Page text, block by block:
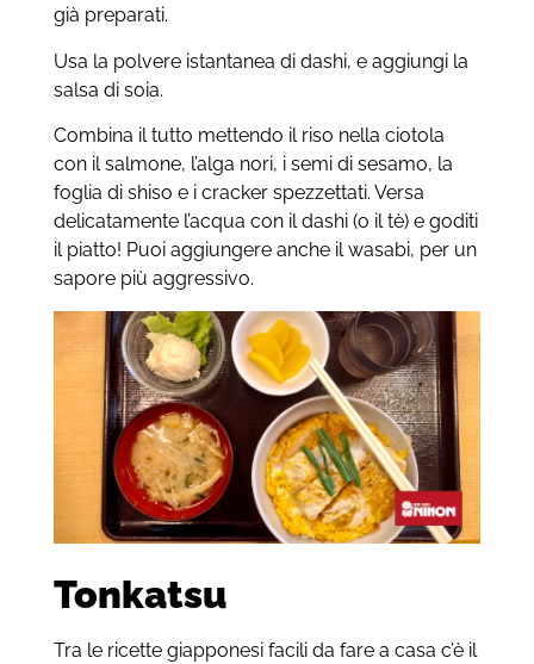
già preparati.
Usa la polvere istantanea di dashi, e aggiungi la
salsa di soia.
Combina il tutto mettendo il riso nella ciotola
con il salmone, l’alga nori, i semi di sesamo, la
foglia di shiso e i cracker spezzettati. Versa
delicatamente l’acqua con il dashi (o il tè) e goditi
il piatto! Puoi aggiungere anche il wasabi, per un
sapore più aggressivo.
Tonkatsu
Tra le ricette giapponesi facili da fare a casa c’è il